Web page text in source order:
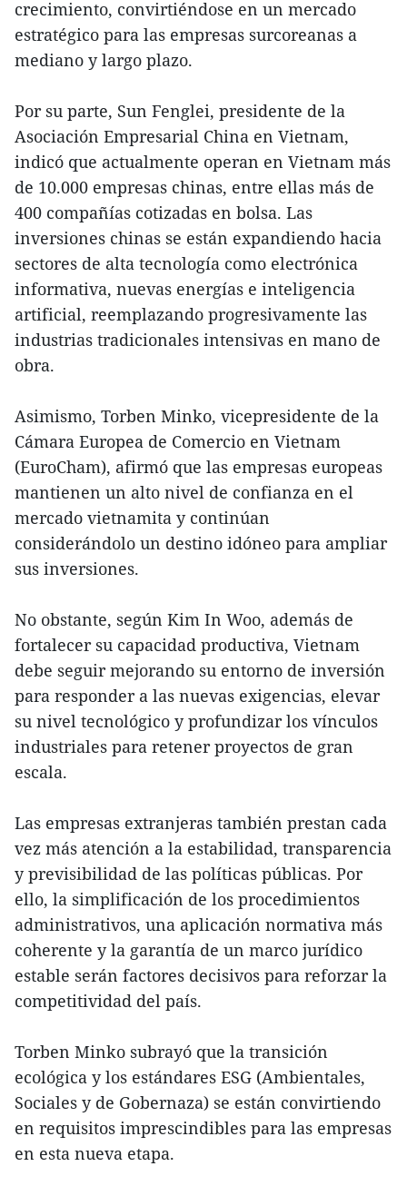
crecimiento, convirtiéndose en un mercado
estratégico para las empresas surcoreanas a
mediano y largo plazo.
Por su parte, Sun Fenglei, presidente de la
Asociación Empresarial China en Vietnam,
indicó que actualmente operan en Vietnam más
de 10.000 empresas chinas, entre ellas más de
400 compañías cotizadas en bolsa. Las
inversiones chinas se están expandiendo hacia
sectores de alta tecnología como electrónica
informativa, nuevas energías e inteligencia
artificial, reemplazando progresivamente las
industrias tradicionales intensivas en mano de
obra.
Asimismo, Torben Minko, vicepresidente de la
Cámara Europea de Comercio en Vietnam
(EuroCham), afirmó que las empresas europeas
mantienen un alto nivel de confianza en el
mercado vietnamita y continúan
considerándolo un destino idóneo para ampliar
sus inversiones.
No obstante, según Kim In Woo, además de
fortalecer su capacidad productiva, Vietnam
debe seguir mejorando su entorno de inversión
para responder a las nuevas exigencias, elevar
su nivel tecnológico y profundizar los vínculos
industriales para retener proyectos de gran
escala.
Las empresas extranjeras también prestan cada
vez más atención a la estabilidad, transparencia
y previsibilidad de las políticas públicas. Por
ello, la simplificación de los procedimientos
administrativos, una aplicación normativa más
coherente y la garantía de un marco jurídico
estable serán factores decisivos para reforzar la
competitividad del país.
Torben Minko subrayó que la transición
ecológica y los estándares ESG (Ambientales,
Sociales y de Gobernaza) se están convirtiendo
en requisitos imprescindibles para las empresas
en esta nueva etapa.